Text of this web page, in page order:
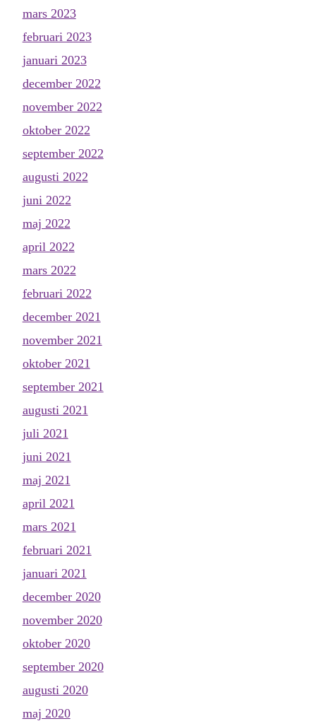
mars 2023
februari 2023
januari 2023
december 2022
november 2022
oktober 2022
september 2022
augusti 2022
juni 2022
maj 2022
april 2022
mars 2022
februari 2022
december 2021
november 2021
oktober 2021
september 2021
augusti 2021
juli 2021
juni 2021
maj 2021
april 2021
mars 2021
februari 2021
januari 2021
december 2020
november 2020
oktober 2020
september 2020
augusti 2020
maj 2020